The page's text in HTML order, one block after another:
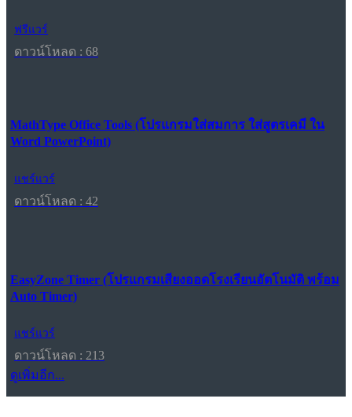
ฟรีแวร์
ดาวน์โหลด : 68
MathType Office Tools (โปรแกรมใส่สมการ ใส่สูตรเคมี ใน
Word PowerPoint)
แชร์แวร์
ดาวน์โหลด : 42
EasyZone Timer (โปรแกรมเสียงออดโรงเรียนอัตโนมัติ พร้อม
Auto Timer)
แชร์แวร์
ดาวน์โหลด : 213
ดูเพิ่มอีก...